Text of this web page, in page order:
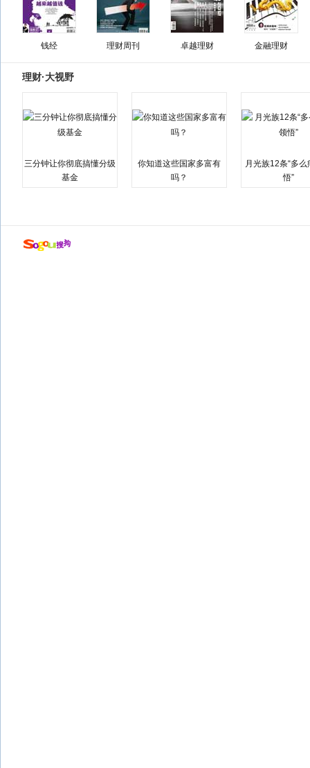
钱经 理财周刊 卓越理财 金融理财
理财·大视野
三分钟让你彻底搞懂分级
基金
你知道这些国家多富有
吗？
月光族12条“多么
悟”